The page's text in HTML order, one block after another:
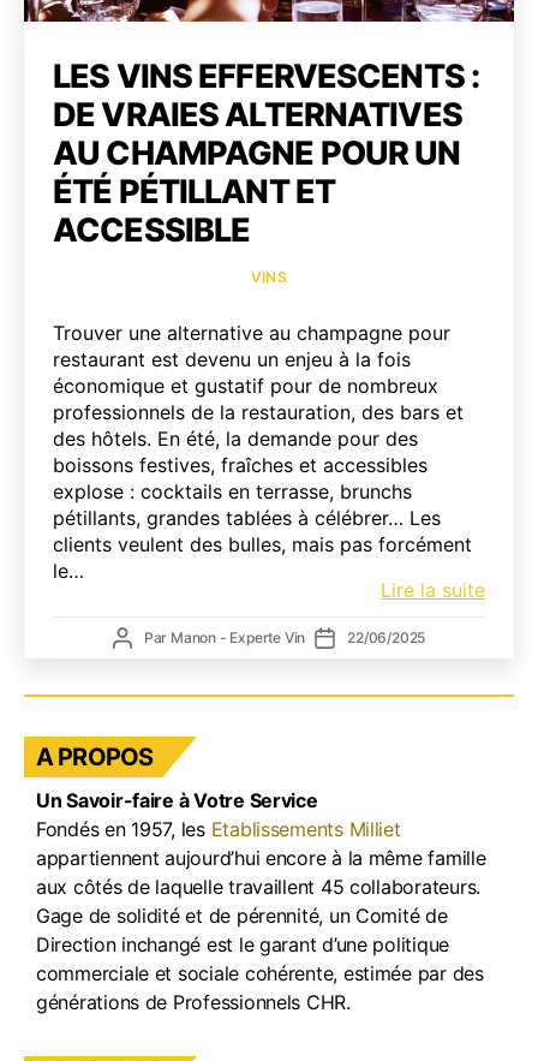
LES VINS EFFERVESCENTS :
DE VRAIES ALTERNATIVES
AU CHAMPAGNE POUR UN
ÉTÉ PÉTILLANT ET
ACCESSIBLE
VINS
Trouver une alternative au champagne pour
restaurant est devenu un enjeu à la fois
économique et gustatif pour de nombreux
professionnels de la restauration, des bars et
des hôtels. En été, la demande pour des
boissons festives, fraîches et accessibles
explose : cocktails en terrasse, brunchs
pétillants, grandes tablées à célébrer… Les
clients veulent des bulles, mais pas forcément
le…
Lire la suiteLes
vins
de
un
Auteur
de
Par Manon - Experte Vin Date
de
22/06/2025
A PROPOS
Un Savoir-faire à Votre Service
Fondés en 1957, les Etablissements Milliet
appartiennent aujourd’hui encore à la même famille
aux côtés de laquelle travaillent 45 collaborateurs.
Gage de solidité et de pérennité, un Comité de
Direction inchangé est le garant d’une politique
commerciale et sociale cohérente, estimée par des
générations de Professionnels CHR.